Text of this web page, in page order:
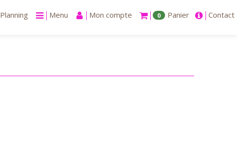
Planning Menu Mon compte 0 Panier Contact